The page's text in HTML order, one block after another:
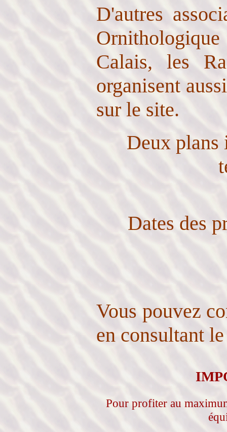
D'autres
Calais, les
organisent
sur le site.
Deux plans
Dates des
Vous pouvez
en consultant
Pour profiter au